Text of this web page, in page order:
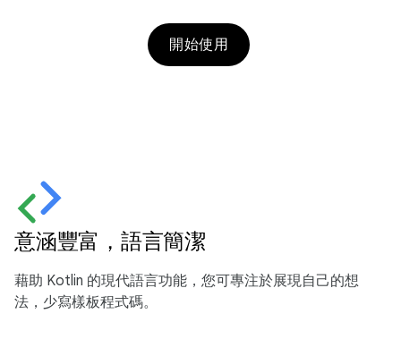
開始使用
意涵豐富，語言簡潔
藉助 Kotlin 的現代語言功能，您可專注於展現自己的想
法，少寫樣板程式碼。